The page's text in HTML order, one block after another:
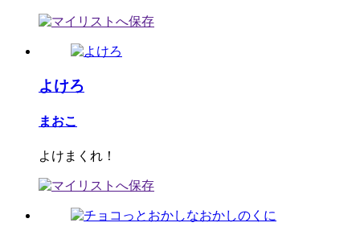
よけろ
まおこ
よけまくれ！